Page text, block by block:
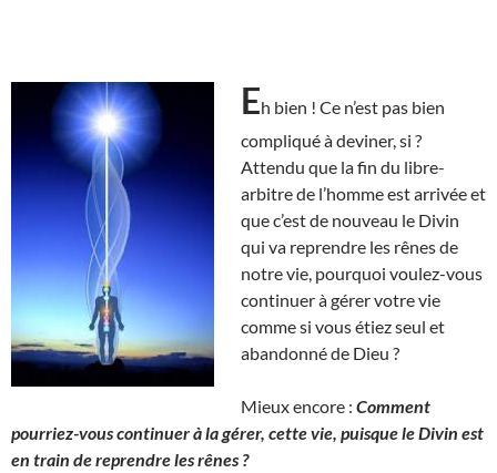
Eh bien ! Ce n’est pas bien
compliqué à deviner, si ?
Attendu que la fin du libre-
arbitre de l’homme est arrivée et
que c’est de nouveau le Divin
qui va reprendre les rênes de
notre vie, pourquoi voulez-vous
continuer à gérer votre vie
comme si vous étiez seul et
abandonné de Dieu ?
Mieux encore : Comment
pourriez-vous continuer à la gérer, cette vie, puisque le Divin est
en train de reprendre les rênes ?